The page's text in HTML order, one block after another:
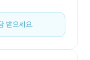
받으세요.